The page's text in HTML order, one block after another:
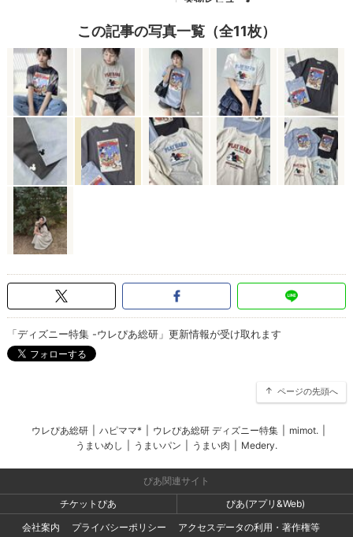
この記事の写真一覧（全11枚）
「ディズニー特集 -ウレぴあ総研」更新情報が受け取れます
ページの先頭へ
ウレぴあ総研 ハピママ* ウレぴあ総研 ディズニー特集 mimot.
うまいめし
うまいパン うまい肉 Medery.
ぴあ関連サイト
チケットぴあ
ぴあ(アプリ&Web)
会社案内
プライバシーポリシー アクセスデータの利用・著作権等